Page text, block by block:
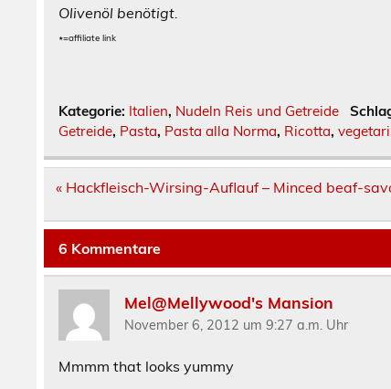
Olivenöl benötigt.
٭=affiliate link
Kategorie: Italien, Nudeln Reis und Getreide
Getreide, Pasta, Pasta alla Norma, Ricotta,
Beitragsnavigation
« Hackfleisch-Wirsing-Auflauf – Minced beaf-
6 Kommentare
Mel@Mellywood's Mansion
November 6, 2012 um 9:27 a.m. Uhr
Mmmm that looks yummy